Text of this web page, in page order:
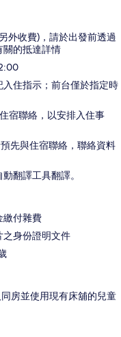
外收費)，請於出發前透過
關的抵達詳情
住指示；前台僅於指定時
宿聯絡，以安排入住事
先與住宿聯絡，聯絡資料
翻譯工具翻譯。
繳付雜費
身份證明文件
房並使用現有床舖的兒童